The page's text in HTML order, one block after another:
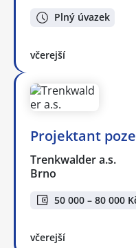
Plný úvazek
včerejší
Projektant
Trenkwalder a.s.
Brno
50 000 – 80 000
včerejší